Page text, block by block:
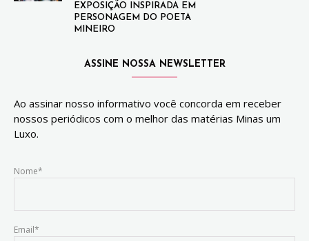
EXPOSIÇÃO INSPIRADA EM
PERSONAGEM DO POETA
MINEIRO
ASSINE NOSSA NEWSLETTER
Ao assinar nosso informativo você concorda em receber
nossos periódicos com o melhor das matérias Minas um
Luxo.
Nome*
Email*